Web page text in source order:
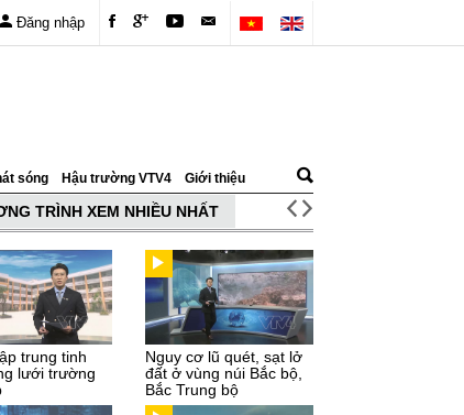
Đăng nhập
sóng Hậu trường VTV4 Giới thiệu
TRÌNH XEM NHIỀU NHẤT
trung tinh
lưới trường
Nguy cơ lũ quét, sạt lở
đất ở vùng núi Bắc bộ,
Bắc Trung bộ